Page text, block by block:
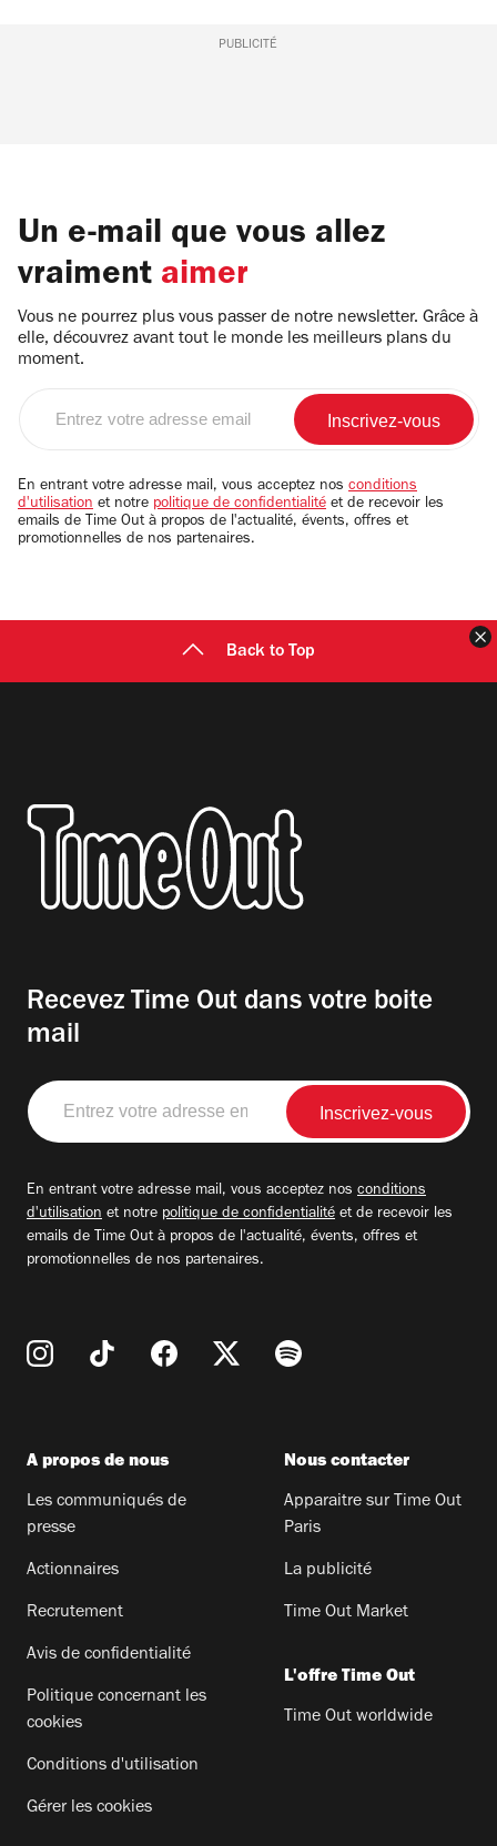
PUBLICITÉ
Un e-mail que vous allez
vraiment aimer
Vous ne pourrez plus vous passer de notre newsletter. Grâce à
elle, découvrez avant tout le monde les meilleurs plans du
moment.
email
En entrant votre adresse mail, vous acceptez nos conditions
d'utilisation et notre politique de confidentialité et de recevoir les
emails de Time Out à propos de l'actualité, évents, offres et
promotionnelles de nos partenaires.
Back to Top
Recevez Time Out dans votre boite
mail
Entrez
votre
adresse
En entrant votre adresse mail, vous acceptez nos conditions
d'utilisation et notre politique de confidentialité et de recevoir les
emails de Time Out à propos de l'actualité, évents, offres et
promotionnelles de nos partenaires.
A propos de nous
Les communiqués de
presse
Actionnaires
Recrutement
Avis de confidentialité
Politique concernant les
cookies
Conditions d'utilisation
Gérer les cookies
Nous contacter
Apparaitre sur Time Out
Paris
La publicité
Time Out Market
L'offre Time Out
Time Out worldwide